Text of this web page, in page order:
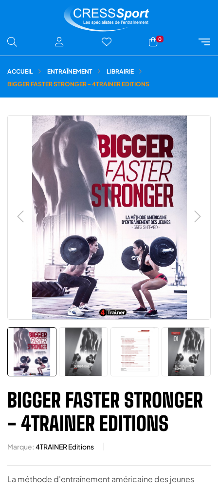
0
ACCUEIL ENTRAÎNEMENT
LIBRAIRIE
BIGGER FASTER STRONGER - 4TRAINER EDITIONS
BIGGER FASTER STRONGER
- 4TRAINER EDITIONS
Marque: 4TRAINER Editions
La méthode d'entraînement américaine des jeunes